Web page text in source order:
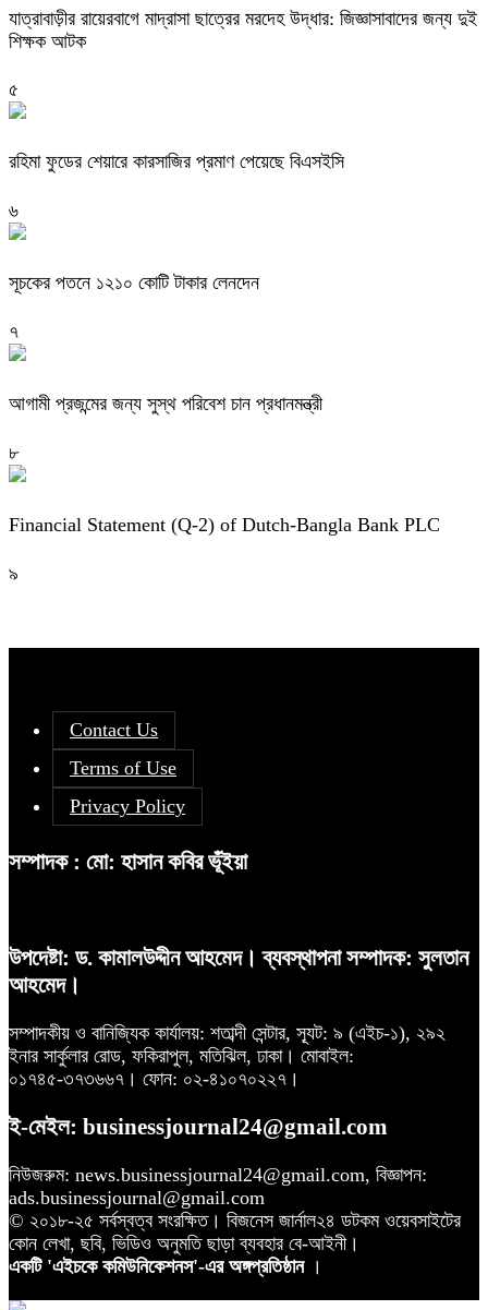
যাত্রাবাড়ীর রায়েরবাগে মাদ্রাসা ছাত্রের মরদেহ উদ্ধার: জিজ্ঞাসাবাদের জন্য দুই
শিক্ষক আটক
৫
রহিমা ফুডের শেয়ারে কারসাজির প্রমাণ পেয়েছে বিএসইসি
৬
সূচকের পতনে ১২১০ কোটি টাকার লেনদেন
৭
আগামী প্রজন্মের জন্য সুস্থ পরিবেশ চান প্রধানমন্ত্রী
৮
Financial Statement (Q-2) of Dutch-Bangla Bank PLC
৯
Contact Us
Terms of Use
Privacy Policy
সম্পাদক : মো: হাসান কবির ভূঁইয়া
উপদেষ্টা: ড. কামালউদ্দীন আহমেদ। ব্যবস্থাপনা সম্পাদক: সুলতান
আহমেদ।
সম্পাদকীয় ও বানিজ্যিক কার্যালয়: শতাব্দী সেন্টার, স্যূট: ৯ (এইচ-১), ২৯২
ইনার সার্কুলার রোড, ফকিরাপুল, মতিঝিল, ঢাকা। মোবাইল:
০১৭৪৫-৩৭৩৬৬৭। ফোন: ০২-৪১০৭০২২৭।
ই-মেইল: businessjournal24@gmail.com
নিউজরুম: news.businessjournal24@gmail.com, বিজ্ঞাপন:
ads.businessjournal@gmail.com
© ২০১৮-২৫ সর্বস্বত্ব সংরক্ষিত। বিজনেস জার্নাল২৪ ডটকম ওয়েবসাইটের
কোন লেখা, ছবি, ভিডিও অনুমতি ছাড়া ব্যবহার বে-আইনী।
একটি 'এইচকে কমিউনিকেশনস'-এর অঙ্গপ্রতিষ্ঠান ।